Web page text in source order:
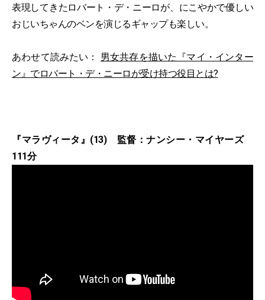
表現してきたロバート・デ・ニーロが、にこやかで優しい
おじいちゃんのベンを演じるギャップも楽しい。
あわせて読みたい： 男女共存を描いた『マイ・インター
ン』でロバート・デ・ニーロが受け持つ役目とは?
『マラヴィータ』(13) 監督：ナンシー・マイヤーズ
111分